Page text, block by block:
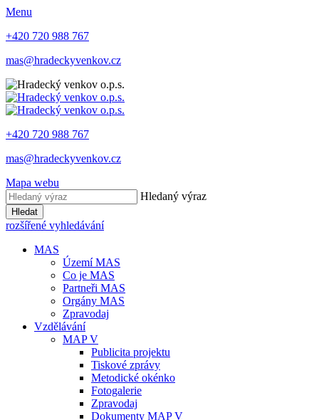
Menu
+420 720 988 767
mas@hradeckyvenkov.cz
+420 720 988 767
mas@hradeckyvenkov.cz
Mapa webu
Hledaný výraz
Hledat
rozšířené vyhledávání
MAS
Území MAS
Co je MAS
Partneři MAS
Orgány MAS
Zpravodaj
Vzdělávání
MAP V
Publicita projektu
Tiskové zprávy
Metodické okénko
Fotogalerie
Zpravodaj
Dokumenty MAP V